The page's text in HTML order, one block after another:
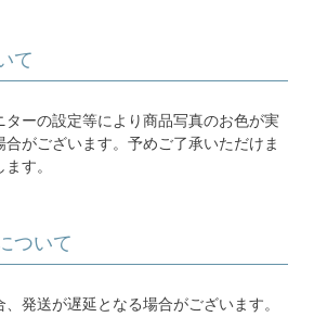
て
ターの設定等により商品写真のお色が実
がございます。予めご了承いただけま
す。
ついて
発送が遅延となる場合がございます。